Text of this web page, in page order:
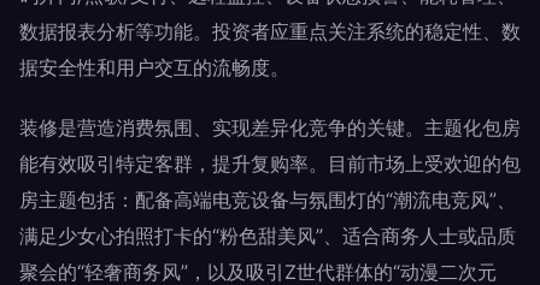
数据报表分析等功能。投资者应重点关注系统的稳定性、数
据安全性和用户交互的流畅度。
装修是营造消费氛围、实现差异化竞争的关键。主题化包房
能有效吸引特定客群，提升复购率。目前市场上受欢迎的包
房主题包括：配备高端电竞设备与氛围灯的“潮流电竞风”、
满足少女心拍照打卡的“粉色甜美风”、适合商务人士或品质
聚会的“轻奢商务风”，以及吸引Z世代群体的“动漫二次元